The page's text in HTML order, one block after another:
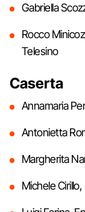
Gabriella
Rocco
Telesino
Caserta
Annamaria
Antonietta
Margherita
Michele Cirillo,